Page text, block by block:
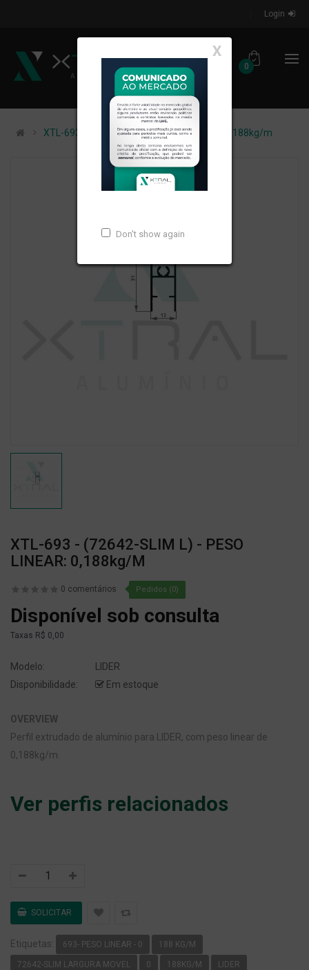
Login
0
X
Don't show again
XTL-693 - (72642-SLIM L) - PESO LINEAR: 0,188kg/m
XTL-693 - (72642-SLIM L) - PESO
LINEAR: 0,188kg/m
0 comentários Pedidos (0)
Disponível sob consulta
Taxas R$ 0,00
Modelo:
LIDER
Disponibilidade:
Em estoque
OVERVIEW
Perfil extrudado de alumínio para LIDER, com peso linear de
0,188kg/m.
Ver perfis relacionados
Etiquetas: 693- PESO LINEAR - 0 188 KG/M
72642-SLIM LARGURA MOVEL 0 188KG/M LIDER